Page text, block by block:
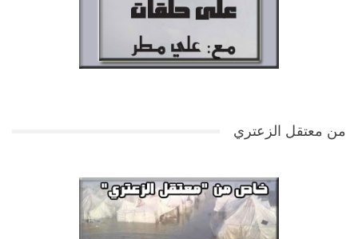
من معتقل الزعتري